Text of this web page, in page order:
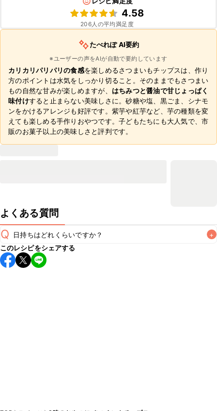
4.58
206人の平均満足度
たべれぽ AI要約
※ユーザーの声をAIが自動で要約しています
カリカリパリパリの食感を楽しめるさつまいもチップスは、作り
方のポイントは水気をしっかり切ること。そのままでもさつまい
もの自然な甘みが楽しめますが、 はちみつと醤油で甘じょっぱく
味付けすると止まらない美味しさに。砂糖や塩、黒ごま、シナモ
ンをかけるアレンジも好評です。紫芋や紅芋など、芋の種類を変
えても楽しめる手作りおやつです。子どもたちにも大人気で、市
販のお菓子以上の美味しさと評判です。
よくある質問
Q 日持ちはどれくらいですか？ +
保存期間は冷蔵で翌日中が目安です。なるべくお早めにお召
し上がりください。
このレシピをシェアする